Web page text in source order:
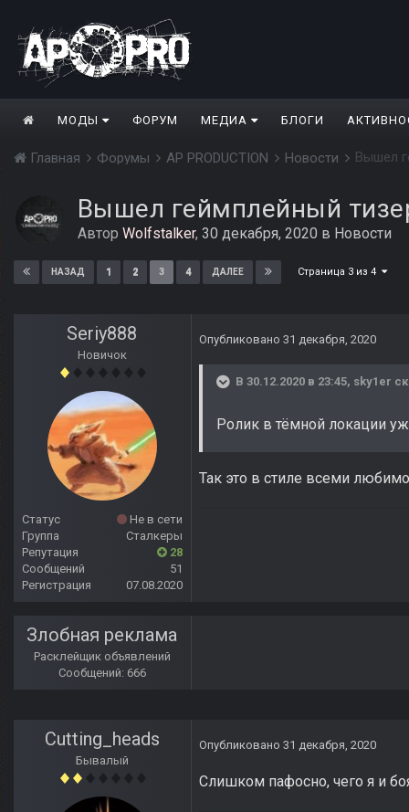
МОДЫ ФОРУМ МЕДИА БЛОГИ
Главная Форумы AP PRODUCTION Новости Вышел
Вышел геймплейный
Автор Wolfstalker, 30 декабря, 2020 в Новости
НАЗАД 1 2 3 4 ДАЛЕЕ Страница 3 из 4
Seriy888
Новичок
Статус
Не в сети
Группа
Сталкеры
Репутация
28
Сообщений
51
Регистрация
07.08.2020
Опубликовано 31 декабря, 2020
В 30.12.2020 в 23:45, sky1er
Ролик в тёмной локации
Так это в стиле всеми
Злобная реклама
Расклейщик объявлений
Сообщений: 666
Cutting_heads
Бывалый
Опубликовано 31 декабря, 2020
Слишком пафосно, чего я и